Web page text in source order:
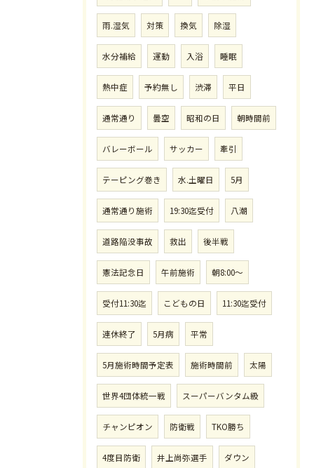
雨.湿気 対策 換気 除湿
水分補給 運動 入浴 睡眠
熱中症 予約無し 渋滞 平日
通常通り 曇空 昭和の日 朝時間前
バレーボール サッカー 牽引
テーピング巻き 水.土曜日 5月
通常通り施術 19:30迄受付 八潮
道路陥没事故 救出 後半戦
憲法記念日 午前施術 朝8:00〜
受付11:30迄 こどもの日 11:30迄受付
連休終了 5月病 平常
5月施術時間予定表 施術時間前 太陽
世界4団体統一戦 スーパーバンタム級
チャンピオン 防衛戦 TKO勝ち
4度目防衛 井上尚弥選手 ダウン